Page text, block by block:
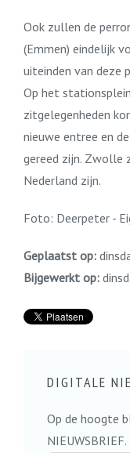
Ook zullen de
(Emmen) eindelijk
uiteinden van deze
Op het
zitgelegenheden
nieuwe entree en
gereed zijn. Zwolle
Nederland zijn.
Foto: Deerpeter -
Geplaatst op:
Bijgewerkt op:
DIGITALE
Op de hoogte
NIEUWSBRIEF.